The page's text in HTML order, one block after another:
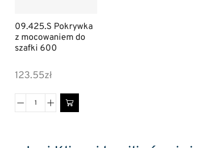
09.425.S Pokrywka
z mocowaniem do
szafki 600
123.55zł